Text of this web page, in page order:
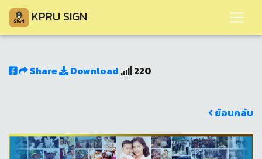
KPRU SIGN
Share Download 220
ย้อนกลับ